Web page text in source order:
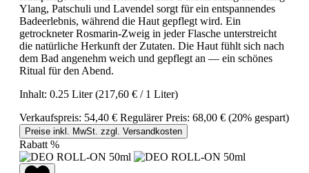
Ylang, Patschuli und Lavendel sorgt für ein entspannendes
Badeerlebnis, während die Haut gepflegt wird. Ein
getrockneter Rosmarin-Zweig in jeder Flasche unterstreicht
die natürliche Herkunft der Zutaten. Die Haut fühlt sich nach
dem Bad angenehm weich und gepflegt an — ein schönes
Ritual für den Abend.
Inhalt: 0.25 Liter(217,60 € / 1 Liter)
Verkaufspreis: 54,40 € Regulärer Preis: 68,00 € (20% gespart)
Preise inkl. MwSt. zzgl. Versandkosten
Rabatt %